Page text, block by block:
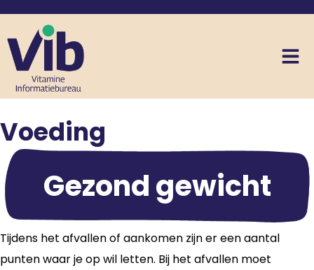
Voeding
Gezond gewicht
Tijdens het afvallen of aankomen zijn er een aantal
punten waar je op wil letten. Bij het afvallen moet